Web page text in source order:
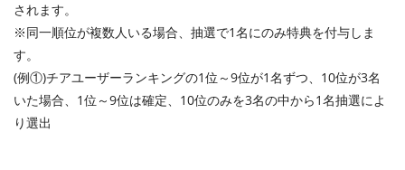
されます。
※同一順位が複数人いる場合、抽選で1名にのみ特典を付与しま
す。
(例①)チアユーザーランキングの1位～9位が1名ずつ、10位が3名
いた場合、1位～9位は確定、10位のみを3名の中から1名抽選によ
り選出